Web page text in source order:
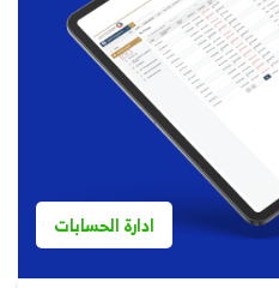
ادارة الحسابات